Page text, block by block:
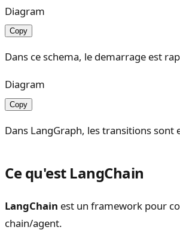
Diagram
Copy
Dans ce schema, le demarrage est
Diagram
Copy
Dans LangGraph, les transitions
Ce qu'est LangChain
LangChain est un framework pour
chain/agent.